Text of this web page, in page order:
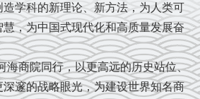
学科的新理论、新方法，为人类可
，为中国式现代化和高质量发展奋
海商院同行，以更高远的历史站位、
邃的战略眼光，为建设世界知名商